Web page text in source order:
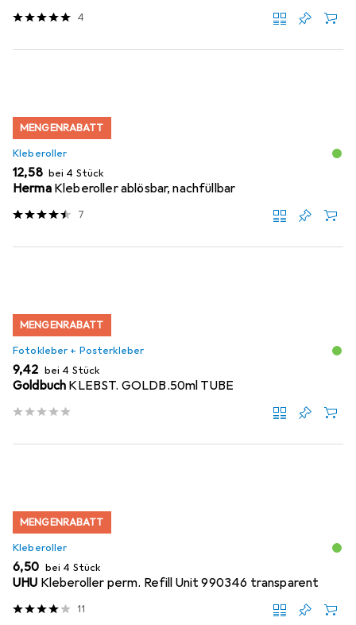
4
MENGENRABATT
Kleberoller
EUR
12,58 bei 4 Stück
Herma Kleberoller ablösbar, nachfüllbar
7
MENGENRABATT
Fotokleber + Posterkleber
EUR
9,42 bei 4 Stück
Goldbuch KLEBST. GOLDB.50ml TUBE
MENGENRABATT
Kleberoller
EUR
6,50 bei 4 Stück
UHU Kleberoller perm. Refill Unit 990346 transparent
11